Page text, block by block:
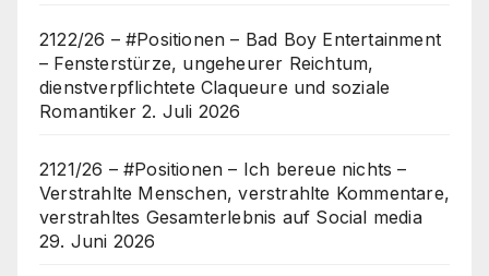
2122/26 – #Positionen – Bad Boy Entertainment
– Fensterstürze, ungeheurer Reichtum,
dienstverpflichtete Claqueure und soziale
Romantiker 2. Juli 2026
2121/26 – #Positionen – Ich bereue nichts –
Verstrahlte Menschen, verstrahlte Kommentare,
verstrahltes Gesamterlebnis auf Social media
29. Juni 2026